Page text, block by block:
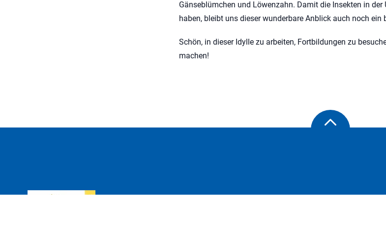
Gänseblümchen und Löwenzahn. Damit die Insekten in
haben, bleibt uns dieser wunderbare Anblick auch noch ein
Schön, in dieser Idylle zu arbeiten, Fortbildungen zu
machen!